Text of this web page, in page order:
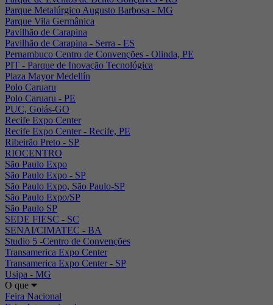
Parque Metalúrgico Augusto Barbosa - MG
Parque Vila Germânica
Pavilhão de Carapina
Pavilhão de Carapina - Serra - ES
Pernambuco Centro de Convenções - Olinda, PE
PIT - Parque de Inovação Tecnológica
Plaza Mayor Medellín
Polo Caruaru
Polo Caruaru - PE
PUC, Goiás-GO
Recife Expo Center
Recife Expo Center - Recife, PE
Ribeirão Preto - SP
RIOCENTRO
São Paulo Expo
São Paulo Expo - SP
São Paulo Expo, São Paulo-SP
São Paulo Expo/SP
São Paulo SP
SEDE FIESC - SC
SENAI/CIMATEC - BA
Studio 5 -Centro de Convenções
Transamerica Expo Center
Transamerica Expo Center - SP
Usipa - MG
O que
Feira Nacional